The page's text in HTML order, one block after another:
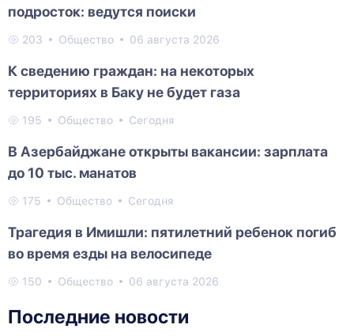
подросток: ведутся поиски
203 Общество 06 августа 2026
К сведению граждан: на некоторых
территориях в Баку не будет газа
195 Общество Сегодня
В Азербайджане открыты вакансии: зарплата
до 10 тыс. манатов
175 Общество Сегодня
Трагедия в Имишли: пятилетний ребенок погиб
во время езды на велосипеде
150 Общество 06 августа 2026
Последние новости